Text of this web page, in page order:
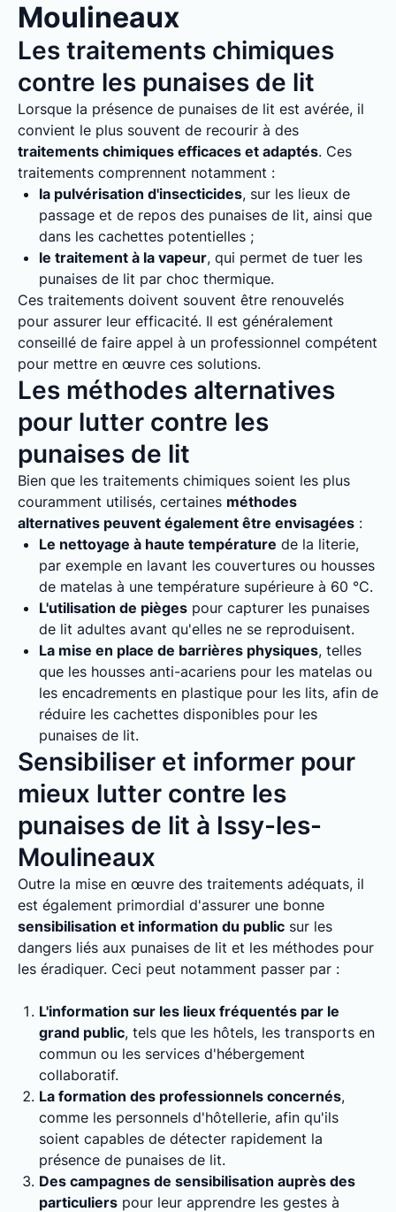
Moulineaux
Les traitements chimiques
contre les punaises de lit
Lorsque la présence de punaises de lit est avérée, il
convient le plus souvent de recourir à des
traitements chimiques efficaces et adaptés. Ces
traitements comprennent notamment :
la pulvérisation d'insecticides, sur les lieux de
passage et de repos des punaises de lit, ainsi que
dans les cachettes potentielles ;
le traitement à la vapeur, qui permet de tuer les
punaises de lit par choc thermique.
Ces traitements doivent souvent être renouvelés
pour assurer leur efficacité. Il est généralement
conseillé de faire appel à un professionnel compétent
pour mettre en œuvre ces solutions.
Les méthodes alternatives
pour lutter contre les
punaises de lit
Bien que les traitements chimiques soient les plus
couramment utilisés, certaines méthodes
alternatives peuvent également être envisagées :
Le nettoyage à haute température de la literie,
par exemple en lavant les couvertures ou housses
de matelas à une température supérieure à 60 °C.
L'utilisation de pièges pour capturer les punaises
de lit adultes avant qu'elles ne se reproduisent.
La mise en place de barrières physiques, telles
que les housses anti-acariens pour les matelas ou
les encadrements en plastique pour les lits, afin de
réduire les cachettes disponibles pour les
punaises de lit.
Sensibiliser et informer pour
mieux lutter contre les
punaises de lit à Issy-les-
Moulineaux
Outre la mise en œuvre des traitements adéquats, il
est également primordial d'assurer une bonne
sensibilisation et information du public sur les
dangers liés aux punaises de lit et les méthodes pour
les éradiquer. Ceci peut notamment passer par :
L'information sur les lieux fréquentés par le
grand public, tels que les hôtels, les transports en
commun ou les services d'hébergement
collaboratif.
La formation des professionnels concernés,
comme les personnels d'hôtellerie, afin qu'ils
soient capables de détecter rapidement la
présence de punaises de lit.
Des campagnes de sensibilisation auprès des
particuliers pour leur apprendre les gestes à